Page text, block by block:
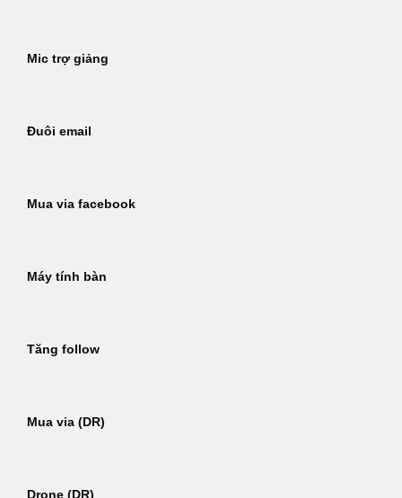
Mic trợ giảng
Đuôi email
Mua via facebook
Máy tính bàn
Tăng follow
Mua via (DR)
Drone (DR)